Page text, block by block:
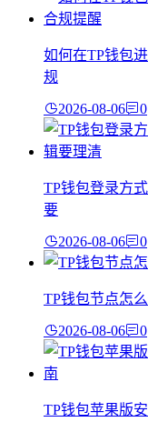
如何在TP钱包
规
2026-08-06 0
TP钱包登录方
要
2026-08-06 0
TP钱包节点怎
2026-08-06 0
TP钱包苹果版